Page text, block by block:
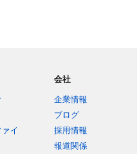
イ
会社
企業情報
ブログ
採用情報
報道関係